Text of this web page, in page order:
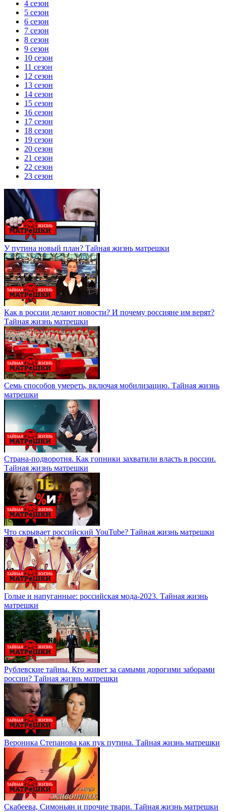
4 сезон
5 сезон
6 сезон
7 сезон
8 сезон
9 сезон
10 сезон
11 сезон
12 сезон
13 сезон
14 сезон
15 сезон
16 сезон
17 сезон
18 сезон
19 сезон
20 сезон
21 сезон
22 сезон
23 сезон
У путина новый план? Тайная жизнь матрешки
Как в россии делают новости? И почему россияне им верят?
Тайная жизнь матрешки
Семь способов умереть, включая мобилизацию. Тайная жизнь
матрешки
Страна-подворотня. Как гопники захватили власть в россии.
Тайная жизнь матрешки
Что скрывает российский YouTube? Тайная жизнь матрешки
Голые и напуганные: российская мода-2023. Тайная жизнь
матрешки
Рублевские тайны. Кто живет за самыми дорогими заборами
россии? Тайная жизнь матрешки
Вероника Степанова как пук путина. Тайная жизнь матрешки
Скабеева, Симоньян и прочие твари. Тайная жизнь матрешки